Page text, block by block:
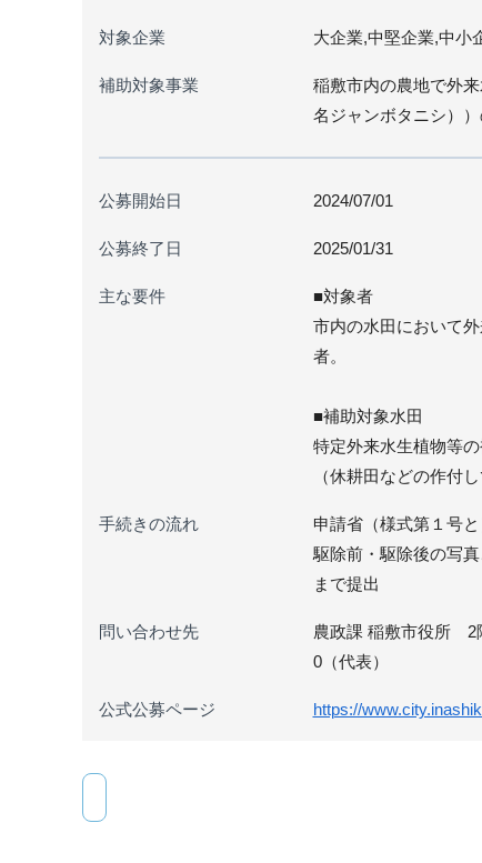
対象企業 大企業,中堅企業,中小
補助対象事業
稲敷市内の農地で外
名ジャンボタニシ）
公募開始日 2024/07/01
公募終了日 2025/01/31
主な要件
■対象者
市内の水田において
者。
■補助対象水田
特定外来水生植物等
（休耕田などの作付
手続きの流れ
申請省（様式第１号
駆除前・駆除後の写
まで提出
問い合わせ先
農政課 稲敷市役所 2
0（代表）
公式公募ページ https://